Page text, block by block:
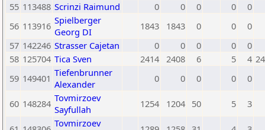
55 113488 Scrinzi Raimund 0 0 0 0
0
56 113916 Spielberger
Georg DI
1843 1843 0 0
0
57 142246 Strasser Cajetan 0 0 0 0
0
58 125704 Tica Sven 2414 2408 6 5 4
59 149401 Tiefenbrunner
Alexander
0 0 0 0 0
60 148284 Tovmirzoev
Sayfullah
1254 1204 50 5 3
Tovmirzoev